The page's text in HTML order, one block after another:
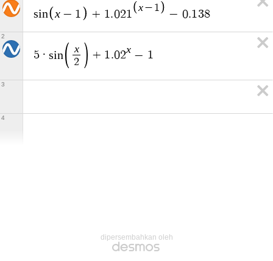
sin x − 1 + 1 .021
x− 1 − 0.1 38
5 · sin
x
2
+ 1.02x − 1
2
3
4
dipersembahkan oleh